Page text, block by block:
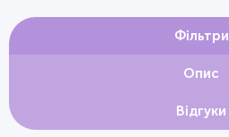
Фільтри
Опис
Відгуки